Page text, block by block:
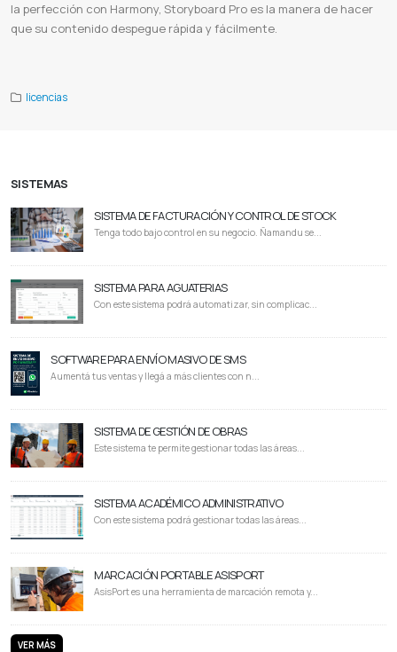
la perfección con Harmony, Storyboard Pro es la manera de hacer
que su contenido despegue rápida y fácilmente.
licencias
SISTEMAS
SISTEMA DE FACTURACIÓN Y CONTROL DE STOCK
Tenga todo bajo control en su negocio. Ñamandu se...
SISTEMA PARA AGUATERIAS
Con este sistema podrá automatizar, sin complicac...
SOFTWARE PARA ENVÍO MASIVO DE SMS
Aumentá tus ventas y llegá a más clientes con n...
SISTEMA DE GESTIÓN DE OBRAS
Este sistema te permite gestionar todas las áreas...
SISTEMA ACADÉMICO ADMINISTRATIVO
Con este sistema podrá gestionar todas las áreas...
MARCACIÓN PORTABLE ASISPORT
AsisPort es una herramienta de marcación remota y...
VER MÁS